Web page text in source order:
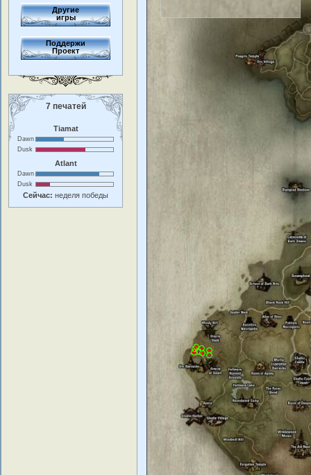
Другие
игры
Поддержи
Проект
7 печатей
Tiamat
Dawn
Dusk
Atlant
Dawn
Dusk
Сейчас: неделя победы